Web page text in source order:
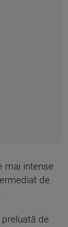
mai intense
de
de